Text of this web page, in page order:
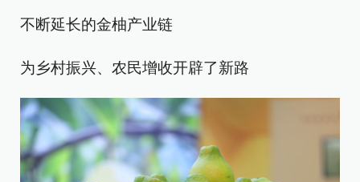
不断延长的金柚产业链
为乡村振兴、农民增收开辟了新路